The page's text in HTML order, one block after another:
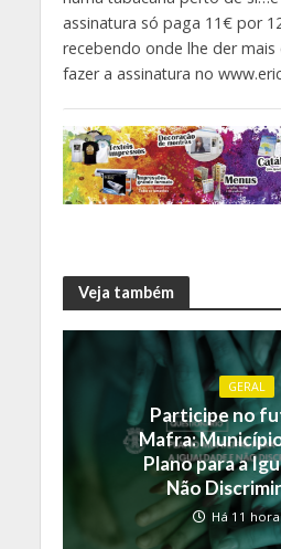
assinatura só paga 11€ por
recebendo onde lhe der
fazer a assinatura no
Veja também
GERAL
Participe no
Mafra:
Plano para a
Não
Há 11